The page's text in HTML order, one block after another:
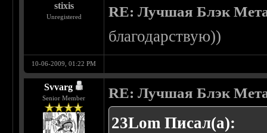
stixis
Unregistered RE: Лучшая Блэк
благодарствую))
10-06-2009, 01:22 PM
Svvarg
Senior Member RE: Лучшая Блэк
23Lom Писал(а):